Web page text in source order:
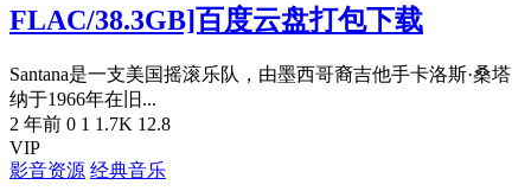
FLAC/38.3GB]百度云盘打包下载
Santana是一支美国摇滚乐队，由墨西哥裔吉他手卡洛斯·桑塔
纳于1966年在旧...
2 年前 0 1 1.7K 12.8
VIP
影音资源 经典音乐